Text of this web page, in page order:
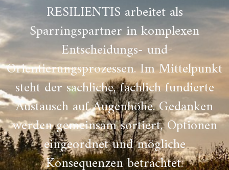
RESILIENTIS arbeitet als
Sparringspartner in komplexen
Entscheidungs- und
Orientierungsprozessen. Im Mittelpunkt
steht der sachliche, fachlich fundierte
Austausch auf Augenhöhe. Gedanken
werden gemeinsam sortiert, Optionen
eingeordnet und mögliche
Konsequenzen betrachtet.